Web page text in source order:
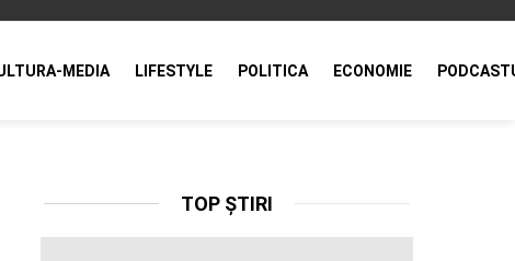
MEDIA LIFESTYLE POLITICA ECONOMIE
TOP ȘTIRI